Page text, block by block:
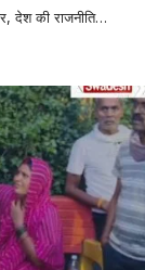
देश की राजनीति…